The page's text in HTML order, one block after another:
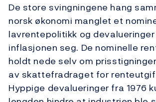
De store svingningene hang
norsk økonomi manglet et
lavrentepolitikk og
inflasjonen seg. De nominelle
holdt nede selv om
av skattefradraget for
Hyppige devalueringer fra 1976